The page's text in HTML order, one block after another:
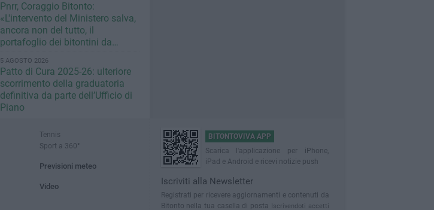
Pnrr, Coraggio Bitonto:
«L'intervento del Ministero salva,
ancora non del tutto, il
portafoglio dei bitontini da
5 AGOSTO 2026
Patto di Cura 2025-26: ulteriore
scorrimento della graduatoria
definitiva da parte dell’Ufficio di
Piano
Tennis
Sport a 360°
Previsioni meteo
Video
BITONTOVIVA APP
Scarica l'applicazione per iPhone,
iPad e Android e ricevi notizie push
Iscriviti alla Newsletter
Registrati per ricevere aggiornamenti e contenuti da
Bitonto nella tua casella di posta Iscrivendoti accetti